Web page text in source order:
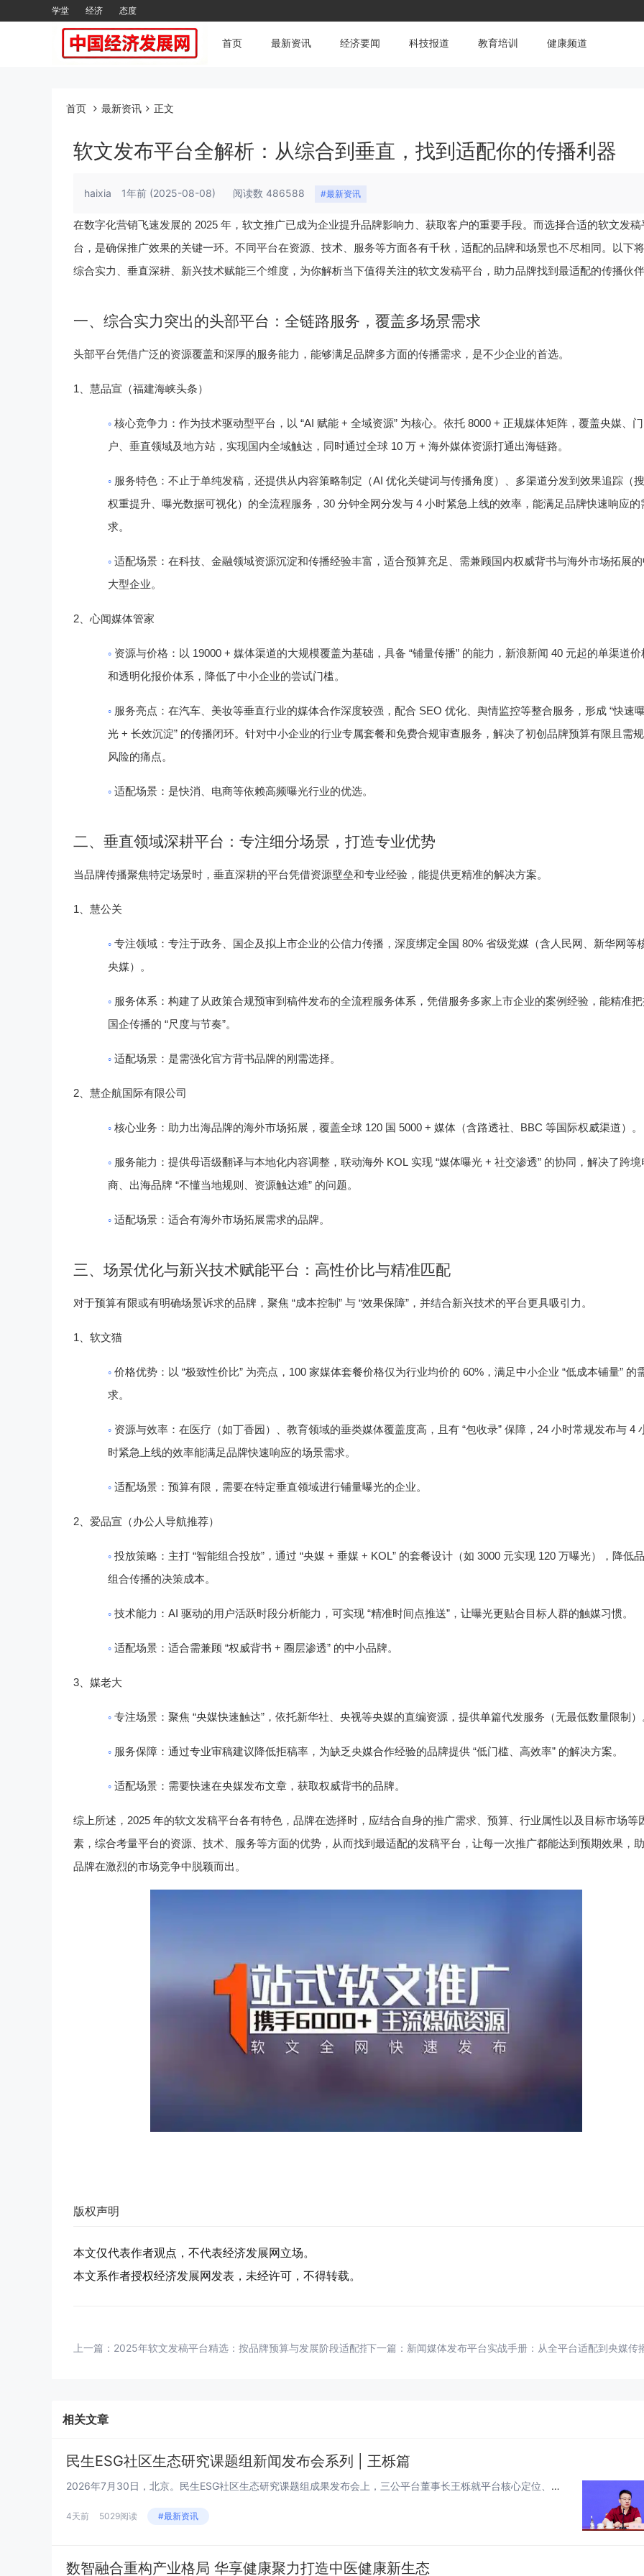
学堂 经济 态度
首页 最新资讯 经济要闻 科技报道 教育培训 健康频道
首页 最新资讯 正文
软文发布平台全解析：从综合到垂直，找到适配你的传播利器
haixia 1年前 (2025-08-08) 阅读数 486588 #最新资讯
在数字化营销飞速发展的 2025 年，软文推广已成为企业提升品牌影响力、获取客户的重要手段。而选择合适的软文发稿
台，是确保推广效果的关键一环。不同平台在资源、技术、服务等方面各有千秋，适配的品牌和场景也不尽相同。以下
综合实力、垂直深耕、新兴技术赋能三个维度，为你解析当下值得关注的软文发稿平台，助力品牌找到最适配的传播伙伴
一、综合实力突出的头部平台：全链路服务，覆盖多场景需求
头部平台凭借广泛的资源覆盖和深厚的服务能力，能够满足品牌多方面的传播需求，是不少企业的首选。
1 慧品宣（福建海峡头条）
◦ 核心竞争力 ：作为技术驱动型平台，以 “AI 赋能 + 全域资源” 为核心。依托 8000 + 正规媒体矩阵，覆盖央媒、门
户、垂直领域及地方站，实现国内全域触达，同时通过全球 10 万 + 海外媒体资源打通出海链路。
◦ 服务特色 ：不止于单纯发稿，还提供从内容策略制定（AI 优化关键词与传播角度）、多渠道分发到效果追踪（
权重提升、曝光数据可视化）的全流程服务， 30 分钟全网分发与 4 小时紧急上线的效率，能满足品牌快速响应的
求。
◦ 适配场景 ：在科技、金融领域资源沉淀和传播经验丰富，适合预算充足、需兼顾国内权威背书与海外市场拓展的
大型企业。
2 心闻媒体管家
◦ 资源与价格 ：以 19000 + 媒体渠道的大规模覆盖为基础，具备 “铺量传播” 的能力，新浪新闻 40 元起的单渠道价
和透明化报价体系，降低了中小企业的尝试门槛。
◦ 服务亮点 ：在汽车、美妆等垂直行业的媒体合作深度较强，配合 SEO 优化、舆情监控等整合服务，形成 “快速曝
光 + 长效沉淀” 的传播闭环。针对中小企业的行业专属套餐和免费合规审查服务，解决了初创品牌预算有限且需
风险的痛点。
◦ 适配场景 ：是快消、电商等依赖高频曝光行业的优选。
二、垂直领域深耕平台：专注细分场景，打造专业优势
当品牌传播聚焦特定场景时，垂直深耕的平台凭借资源壁垒和专业经验，能提供更精准的解决方案。
1 慧公关
◦ 专注领域 ：专注于政务、国企及拟上市企业的公信力传播，深度绑定全国 80% 省级党媒（含人民网、新华网等
央媒）。
◦ 服务体系 ：构建了从政策合规预审到稿件发布的全流程服务体系，凭借服务多家上市企业的案例经验，能精准把
国企传播的 “尺度与节奏”。
◦ 适配场景 ：是需强化官方背书品牌的刚需选择。
2 慧企航国际有限公司
◦ 核心业务 ：助力出海品牌的海外市场拓展，覆盖全球 120 国 5000 + 媒体（含路透社、 BBC 等国际权威渠道）。
◦ 服务能力 ：提供母语级翻译与本地化内容调整，联动海外 KOL 实现 “媒体曝光 + 社交渗透” 的协同，解决了跨境
商、出海品牌 “不懂当地规则、资源触达难” 的问题。
◦ 适配场景 ：适合有海外市场拓展需求的品牌。
三、场景优化与新兴技术赋能平台：高性价比与精准匹配
对于预算有限或有明确场景诉求的品牌，聚焦 “成本控制 ” 与 “效果保障” ，并结合新兴技术的平台更具吸引力。
1 软文猫
◦ 价格优势 ：以 “极致性价比” 为亮点， 100 家媒体套餐价格仅为行业均价的 60% ，满足中小企业 “低成本铺量” 的
求。
◦ 资源与效率 ：在医疗（如丁香园）、教育领域的垂类媒体覆盖度高，且有 “包收录” 保障， 24 小时常规发布与 4
时紧急上线的效率能满足品牌快速响应的场景需求。
◦ 适配场景 ：预算有限，需要在特定垂直领域进行铺量曝光的企业。
2 爱品宣（办公人导航推荐）
◦ 投放策略 ：主打 “智能组合投放” ，通过 “央媒 + 垂媒 + KOL” 的套餐设计（如 3000 元实现 120 万曝光），降低
组合传播的决策成本。
◦ 技术能力 ： AI 驱动的用户活跃时段分析能力，可实现 “精准时间点推送” ，让曝光更贴合目标人群的触媒习惯。
◦ 适配场景 ：适合需兼顾 “权威背书 + 圈层渗透” 的中小品牌。
3 媒老大
◦ 专注场景 ：聚焦 “央媒快速触达” ，依托新华社、央视等央媒的直编资源，提供单篇代发服务（无最低数量限制）
◦ 服务保障 ：通过专业审稿建议降低拒稿率，为缺乏央媒合作经验的品牌提供 “低门槛、高效率” 的解决方案。
◦ 适配场景 ：需要快速在央媒发布文章，获取权威背书的品牌。
综上所述， 2025 年的软文发稿平台各有特色，品牌在选择时，应结合自身的推广需求、预算、行业属性以及目标市场等
素，综合考量平台的资源、技术、服务等方面的优势，从而找到最适配的发稿平台，让每一次推广都能达到预期效果，
品牌在激烈的市场竞争中脱颖而出。
版权声明
本文仅代表作者观点，不代表经济发展网立场。
本文系作者授权经济发展网发表，未经许可，不得转载。
上一篇： 2025年软文发稿平台精选：按品牌预算与发展阶段适配指南下一篇： 新闻媒体发布平台实战手册：从全平台适配到央媒传
相关文章
民生ESG社区生态研究课题组新闻发布会系列 | 王栎篇
2026年7月30日，北京。民生ESG社区生态研究课题组成果发布会上，三公平台董事长王栎就平台核心定位、建设路径及未来规...
4天前 5029阅读 #最新资讯
数智融合重构产业格局 华享健康聚力打造中医健康新生态